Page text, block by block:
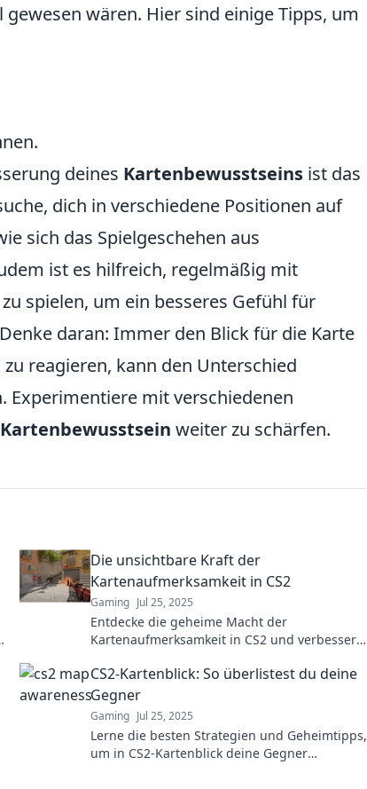
wären. Hier sind einige Tipps, um
deines Kartenbewusstseins ist das
dich in verschiedene Positionen auf
sich das Spielgeschehen aus
ist es hilfreich, regelmäßig mit
spielen, um ein besseres Gefühl für
daran: Immer den Blick für die Karte
reagieren, kann den Unterschied
Experimentiere mit verschiedenen
Kartenbewusstsein weiter zu schärfen.
Die unsichtbare Kraft der
Kartenaufmerksamkeit in CS2
Gaming Jul 25, 2025
Entdecke die geheime Macht der
Kartenaufmerksamkeit in CS2 und verbessere
den ultimativen Erfolg!
CS2-Kartenblick: So überlistest du deine
Gegner
Gaming Jul 25, 2025
Lerne die besten Strategien und Geheimtipps,
um in CS2-Kartenblick deine Gegner